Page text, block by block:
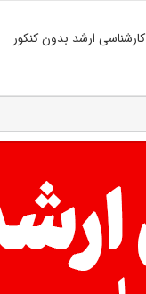
کارشناسی ارشد بدون کنکور